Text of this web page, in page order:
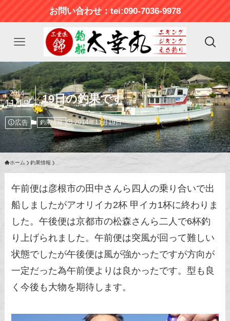
お問い合わせ：tei:090-7036-9978
19日の釣果です
2014
11/19
広告 釣果情報 2014年11月19日
ホーム 釣果情報
午前便は彦根市の田中さんら四人の乗り合いで出
船しましたがアオリイカ2杯 甲イカ1杯に終わりま
した。午後便は京都市の松森さんら二人で6杯釣
り上げられました。午前便は突風が回って難しい
状態でしたが午後便は風が強かったですが方向が
一定だった為午前便よりは良かったです。型も良
く今後も大物を期待します。